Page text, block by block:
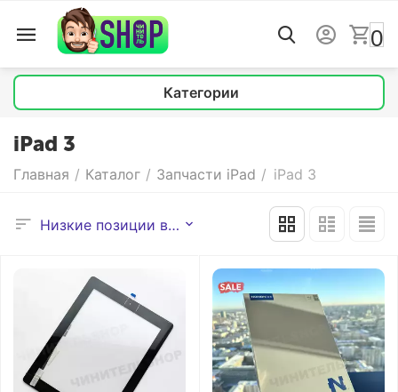
0
Категории
iPad 3
Главная / Каталог / Запчасти iPad / iPad 3
Низкие позиции выше